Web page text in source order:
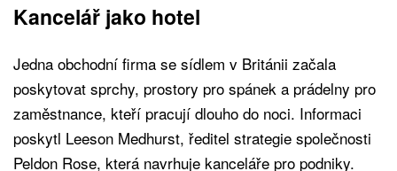
Kancelář jako hotel
Jedna obchodní firma se sídlem v Británii začala
poskytovat sprchy, prostory pro spánek a prádelny pro
zaměstnance, kteří pracují dlouho do noci. Informaci
poskytl Leeson Medhurst, ředitel strategie společnosti
Peldon Rose, která navrhuje kanceláře pro podniky.